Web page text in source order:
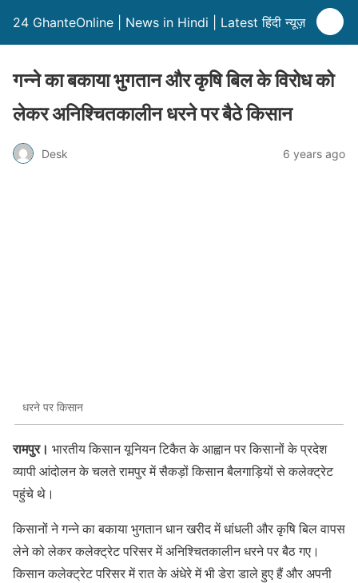
24 GhanteOnline | News in Hindi | Latest हिंदी न्यूज़
गन्ने का बकाया भुगतान और कृषि बिल के विरोध को
लेकर अनिश्चितकालीन धरने पर बैठे किसान
Desk 6 years ago
धरने पर किसान
रामपुर। भारतीय किसान यूनियन टिकैत के आह्वान पर किसानों के प्रदेश
व्यापी आंदोलन के चलते रामपुर में सैकड़ों किसान बैलगाड़ियों से कलेक्ट्रेट
पहुंचे थे।
किसानों ने गन्ने का बकाया भुगतान धान खरीद में धांधली और कृषि बिल वापस
लेने को लेकर कलेक्ट्रेट परिसर में अनिश्चितकालीन धरने पर बैठ गए।
किसान कलेक्ट्रेट परिसर में रात के अंधेरे में भी डेरा डाले हुए हैं और अपनी